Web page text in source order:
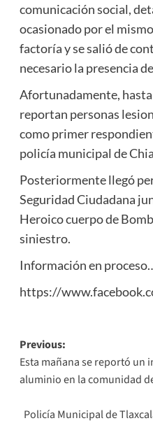
comunicación social,
ocasionado por el
factoría y se salió de
necesario la presencia
Afortunadamente,
reportan personas
como primer
policía municipal de
Posteriormente llegó
Seguridad Ciudadana
Heroico cuerpo de
siniestro.
Información en
https://
Post
navigation
Previous:
Esta mañana se reportó un
aluminio en la comunidad
Policía Municipal de